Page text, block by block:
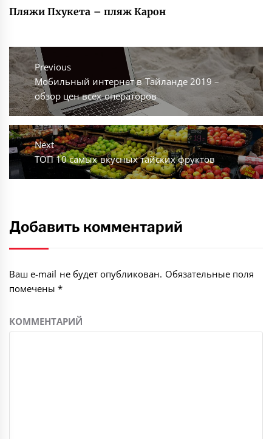
Пляжи Пхукета – пляж Карон
Навигация
по
записям
Previous
Previous
post:
Мобильный интернет в Тайланде 2019 –
обзор цен всех операторов
Next
Next
post:
ТОП 10 самых вкусных тайских фруктов
Добавить комментарий
Ваш e-mail не будет опубликован. Обязательные поля
помечены*
КОММЕНТАРИЙ